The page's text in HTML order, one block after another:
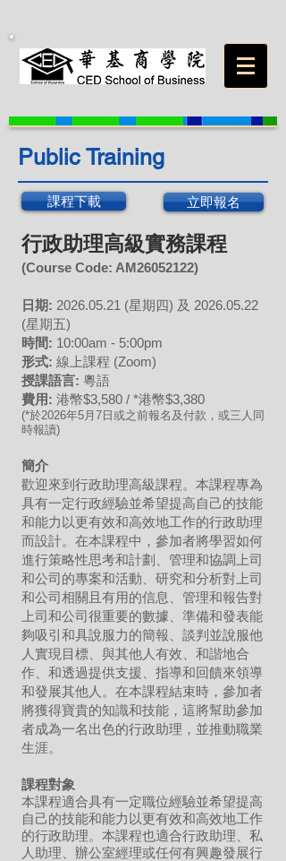
Public Training
課程下載 立即報名
行政助理高級實務課程
(Course Code: AM26052122)
日期: 2026.05.21 (星期四) 及 2026.05.22
(星期五)
時間: 10:00am - 5:00pm
形式: 線上課程 (Zoom)
授課語言: 粵語
費用: 港幣$3,580 / *港幣$3,380
(*於2026年5月7日或之前報名及付款，或三人同
時報讀)
簡介
歡迎來到行政助理高級課程。本課程專為
具有一定行政經驗並希望提高自己的技能
和能力以更有效和高效地工作的行政助理
而設計。在本課程中，參加者將學習如何
進行策略性思考和計劃、管理和協調上司
和公司的專案和活動、研究和分析對上司
和公司相關且有用的信息、管理和報告對
上司和公司很重要的數據、準備和發表能
夠吸引和具說服力的簡報、談判並說服他
人實現目標、與其他人有效、和諧地合
作、和透過提供支援、指導和回饋來領導
和發展其他人。在本課程結束時，參加者
將獲得寶貴的知識和技能，這將幫助參加
者成為一名出色的行政助理，並推動職業
生涯。
課程對象
本課程適合具有一定職位經驗並希望提高
自己的技能和能力以更有效和高效地工作
的行政助理。本課程也適合行政助理、私
人助理、辦公室經理或任何有興趣發展行